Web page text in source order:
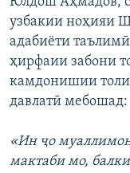
узбакии ноҳияи
адабиёти
ҳирфаии забони
камдонишии
давлатӣ мебошад:
«Ин ҷо
мактаби мо,